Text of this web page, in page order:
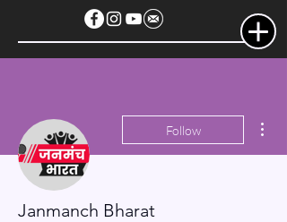
Follow
Janmanch Bharat